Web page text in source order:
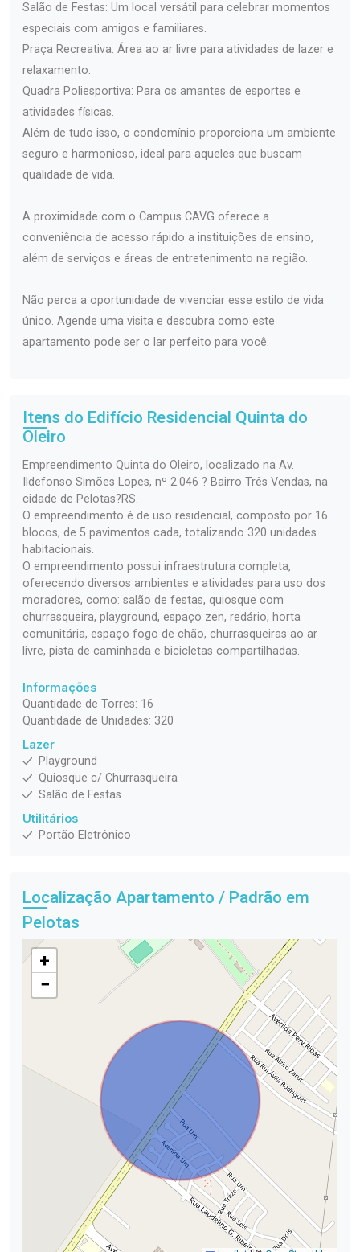
Salão de Festas: Um local versátil para celebrar momentos
especiais com amigos e familiares.
Praça Recreativa: Área ao ar livre para atividades de lazer e
relaxamento.
Quadra Poliesportiva: Para os amantes de esportes e
atividades físicas.
Além de tudo isso, o condomínio proporciona um ambiente
seguro e harmonioso, ideal para aqueles que buscam
qualidade de vida.
A proximidade com o Campus CAVG oferece a
conveniência de acesso rápido a instituições de ensino,
além de serviços e áreas de entretenimento na região.
Não perca a oportunidade de vivenciar esse estilo de vida
único. Agende uma visita e descubra como este
apartamento pode ser o lar perfeito para você.
Itens do Edifício Residencial Quinta do
Oleiro
Empreendimento Quinta do Oleiro, localizado na Av.
Ildefonso Simões Lopes, nº 2.046 ? Bairro Três Vendas, na
cidade de Pelotas?RS.
O empreendimento é de uso residencial, composto por 16
blocos, de 5 pavimentos cada, totalizando 320 unidades
habitacionais.
O empreendimento possui infraestrutura completa,
oferecendo diversos ambientes e atividades para uso dos
moradores, como: salão de festas, quiosque com
churrasqueira, playground, espaço zen, redário, horta
comunitária, espaço fogo de chão, churrasqueiras ao ar
livre, pista de caminhada e bicicletas compartilhadas.
Informações
Quantidade de Torres: 16
Quantidade de Unidades: 320
Lazer
Playground
Quiosque c/ Churrasqueira
Salão de Festas
Utilitários
Portão Eletrônico
Localização Apartamento / Padrão em
Pelotas
+
−